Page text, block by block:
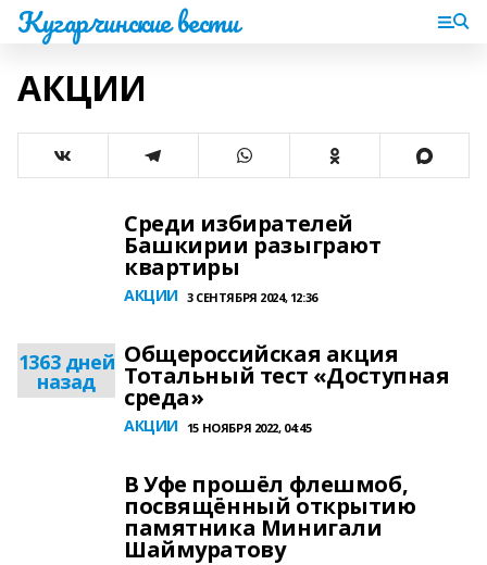
Кугарчинские вести
АКЦИИ
Среди избирателей
Башкирии разыграют
квартиры
АКЦИИ 3 СЕНТЯБРЯ 2024, 12:36
1363 дней
назад
Общероссийская акция
Тотальный тест «Доступная
среда»
АКЦИИ 15 НОЯБРЯ 2022, 04:45
В Уфе прошёл флешмоб,
посвящённый открытию
памятника Минигали
Шаймуратову